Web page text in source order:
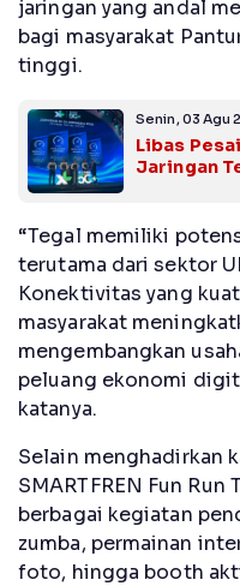
jaringan yang andal
bagi masyarakat
tinggi.
Senin, 03 Agu
Libas
Jaringan
“Tegal memiliki
terutama dari sektor
Konektivitas yang
masyarakat
mengembangkan
peluang ekonomi
katanya.
Selain menghadirkan
SMARTFREN Fun
berbagai kegiatan
zumba, permainan
foto, hingga booth